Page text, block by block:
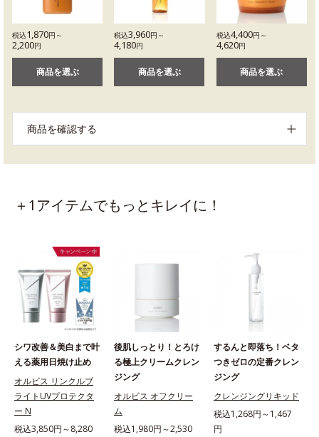
税込1,870円～
2,200円
商品を選ぶ
税込3,960円～
4,180円
商品を選ぶ
税込4,400円～
4,620円
商品を選ぶ
商品を確認する
＋1アイテムでもっとキレイに！
シワ改善＆美白まで叶
える薬用日焼け止め
オルビス リンクルブ
ライトUVプロテクタ
ー N
税込3,850円～8,280
後肌しっとり！とろけ
る極上クリームクレン
ジング
オルビス オフクリー
ム
税込1,980円～2,530
するんと即落ち！ベタ
つきゼロの定番クレン
ジング
クレンジングリキッド
税込1,268円～1,467
円